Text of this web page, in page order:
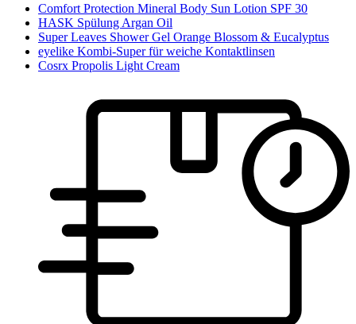
Comfort Protection Mineral Body Sun Lotion SPF 30
HASK Spülung Argan Oil
Super Leaves Shower Gel Orange Blossom & Eucalyptus
eyelike Kombi-Super für weiche Kontaktlinsen
Cosrx Propolis Light Cream